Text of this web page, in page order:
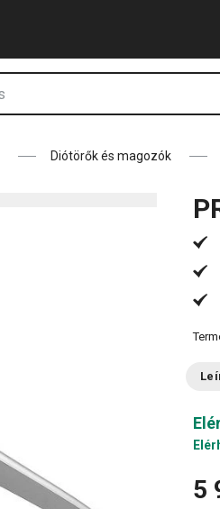
Diótörők és magozók
5